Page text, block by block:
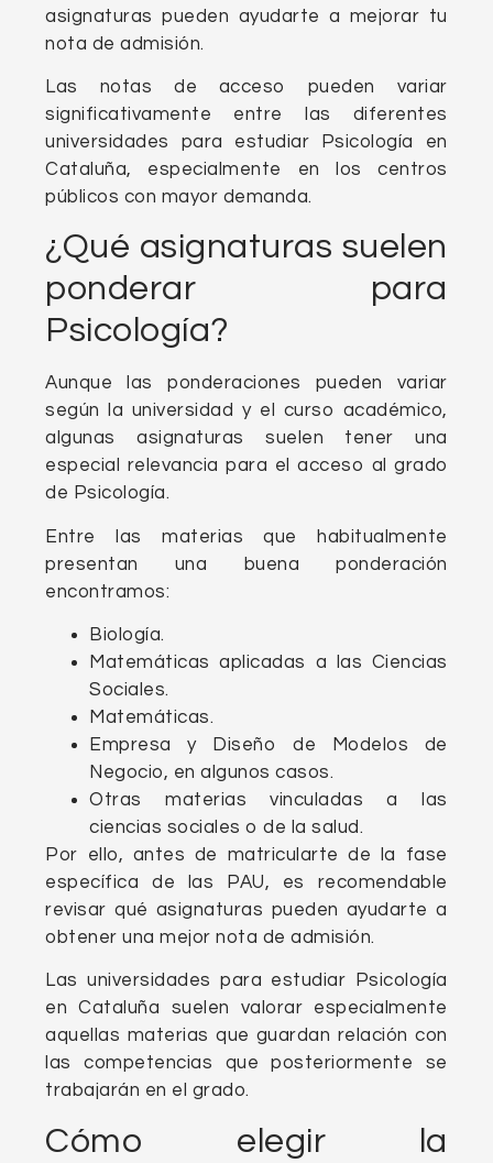
asignaturas pueden ayudarte a mejorar tu
nota de admisión.
Las notas de acceso pueden variar
significativamente entre las diferentes
universidades para estudiar Psicología en
Cataluña, especialmente en los centros
públicos con mayor demanda.
¿Qué asignaturas suelen
ponderar para
Psicología?
Aunque las ponderaciones pueden variar
según la universidad y el curso académico,
algunas asignaturas suelen tener una
especial relevancia para el acceso al grado
de Psicología.
Entre las materias que habitualmente
presentan una buena ponderación
encontramos:
Biología.
Matemáticas aplicadas a las Ciencias
Sociales.
Matemáticas.
Empresa y Diseño de Modelos de
Negocio, en algunos casos.
Otras materias vinculadas a las
ciencias sociales o de la salud.
Por ello, antes de matricularte de la fase
específica de las PAU, es recomendable
revisar qué asignaturas pueden ayudarte a
obtener una mejor nota de admisión.
Las universidades para estudiar Psicología
en Cataluña suelen valorar especialmente
aquellas materias que guardan relación con
las competencias que posteriormente se
trabajarán en el grado.
Cómo elegir la